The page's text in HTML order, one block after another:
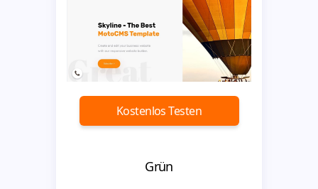
Kostenlos Testen
Grün